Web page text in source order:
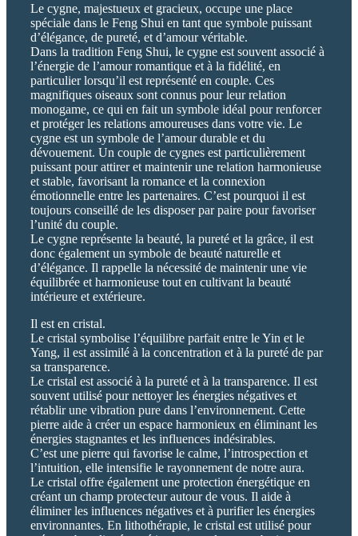
Le cygne, majestueux et gracieux, occupe une place
spéciale dans le Feng Shui en tant que symbole puissant
d’élégance, de pureté, et d’amour véritable.
Dans la tradition Feng Shui, le cygne est souvent associé à
l’énergie de l’amour romantique et à la fidélité, en
particulier lorsqu’il est représenté en couple. Ces
magnifiques oiseaux sont connus pour leur relation
monogame, ce qui en fait un symbole idéal pour renforcer
et protéger les relations amoureuses dans votre vie. Le
cygne est un symbole de l’amour durable et du
dévouement. Un couple de cygnes est particulièrement
puissant pour attirer et maintenir une relation harmonieuse
et stable, favorisant la romance et la connexion
émotionnelle entre les partenaires. C’est pourquoi il est
toujours conseillé de les disposer par paire pour favoriser
l’unité du couple.
Le cygne représente la beauté, la pureté et la grâce, il est
donc également un symbole de beauté naturelle et
d’élégance. Il rappelle la nécessité de maintenir une vie
équilibrée et harmonieuse tout en cultivant la beauté
intérieure et extérieure.
Il est en cristal.
Le cristal symbolise l’équilibre parfait entre le Yin et le
Yang, il est assimilé à la concentration et à la pureté de par
sa transparence.
Le cristal est associé à la pureté et à la transparence. Il est
souvent utilisé pour nettoyer les énergies négatives et
rétablir une vibration pure dans l’environnement. Cette
pierre aide à créer un espace harmonieux en éliminant les
énergies stagnantes et les influences indésirables.
C’est une pierre qui favorise le calme, l’introspection et
l’intuition, elle intensifie le rayonnement de notre aura.
Le cristal offre également une protection énergétique en
créant un champ protecteur autour de vous. Il aide à
éliminer les influences négatives et à purifier les énergies
environnantes. En lithothérapie, le cristal est utilisé pour